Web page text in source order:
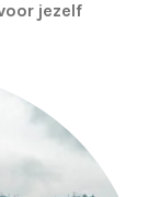
jezelf